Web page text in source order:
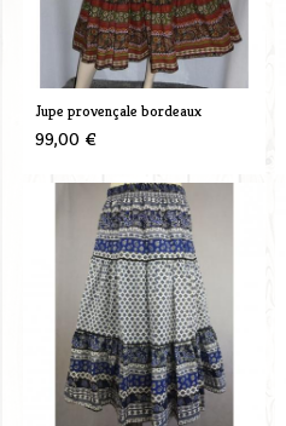
Jupe provençale bordeaux
99,00 €